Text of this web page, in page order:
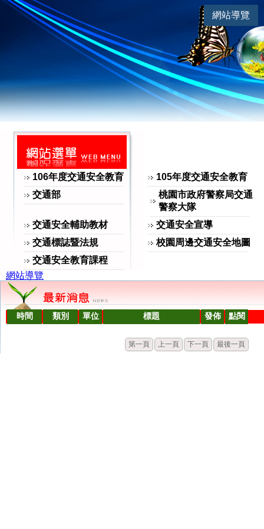
網站導覽
交通安全 | 安全一定行-教學計
網站選單106年度交通安全教育
105年度交通安全教育
交通部
桃園市政府警察局交通
警察大隊
交通安全輔助教材
交通安全宣導
交通標誌暨法規
校園周邊交通安全地圖
交通安全教育課程
網站導覽
時間 類別 單位 標題 發佈 點閱
第一頁 上一頁 下一頁 最後一頁